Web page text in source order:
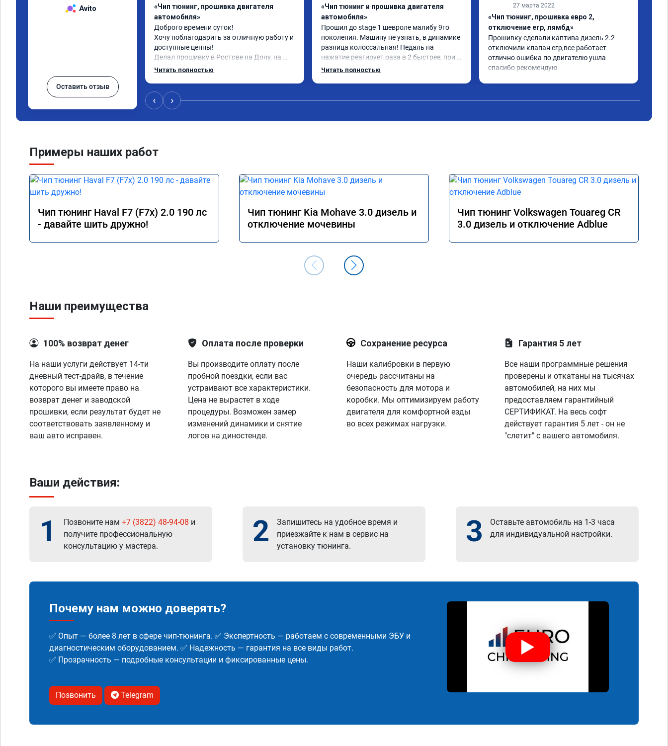
Avito
Оставить отзыв
«Чип тюнинг, прошивка двигателя
автомобиля»
Доброго времени суток!
Хочу поблагодарить за отличную работу и
доступные ценны!
Делал прошивку в Ростове на Дону, на
авто шевроле круз 1.8 (141 л.с)с акпп
термостат и всё это за 13800 рублей, цена
просто сказка, а результат при этом
авто на трассе, на майские праздники
узнать - тяга отличная, динамика разгона
просто прелесть, отзывчивость на пидаль
газа превосходная, одно удовольствие
теперь прокатиться на дальняк! При этом
расход по трассе стал намного ниже, 6.2
литра на сотку при скоростном режиме
Читать полностью
«Чип тюнинг и прошивка двигателя
автомобиля»
Прошил до stage 1 шевроле малибу 9го
поколения. Машину не узнать, в динамике
разница колоссальная! Педаль на
нажатие реагирует раза в 2 быстрее, при
этом при спокойной езде это не мешает.
Читать полностью
27 марта 2022
«Чип тюнинг, прошивка евро 2,
отключение егр, лямбд»
Прошивку сделали каптива дизель 2.2
отключили клапан егр,все работает
отлично ошибка по двигателю ушла
спасибо рекомендую
‹ ›
Примеры наших работ
Чип тюнинг Haval F7 (F7x) 2.0 190 лс
- давайте шить дружно!
Чип тюнинг Kia Mohave 3.0 дизель и
отключение мочевины
Чип тюнинг Volkswagen Touareg CR
3.0 дизель и отключение Adblue
Наши преимущества
100% возврат денег
На наши услуги действует 14-ти
дневный тест-драйв, в течение
которого вы имеете право на
возврат денег и заводской
прошивки, если результат будет не
соответствовать заявленному и
ваш авто исправен.
Оплата после проверки
Вы производите оплату после
пробной поездки, если вас
устраивают все характеристики.
Цена не вырастет в ходе
процедуры. Возможен замер
изменений динамики и снятие
логов на диностенде.
Сохранение ресурса
Наши калибровки в первую
очередь рассчитаны на
безопасность для мотора и
коробки. Мы оптимизируем работу
двигателя для комфортной езды
во всех режимах нагрузки.
Гарантия 5 лет
Все наши программные решения
проверены и откатаны на тысячах
автомобилей, на них мы
предоставляем гарантийный
СЕРТИФИКАТ. На весь софт
действует гарантия 5 лет - он не
"слетит" с вашего автомобиля.
Ваши действия:
1 Позвоните нам +7 (3822) 48-94-08 и
получите профессиональную
консультацию у мастера.
2
Запишитесь на удобное время и
приезжайте к нам в сервис на
установку тюнинга.
3
Оставьте автомобиль на 1-3 часа
для индивидуальной настройки.
Почему нам можно доверять?
✅ Опыт — более 8 лет в сфере чип-тюнинга. ✅ Экспертность — работаем с современными ЭБУ и
диагностическим оборудованием. ✅ Надежность — гарантия на все виды работ.
✅ Прозрачность — подробные консультации и фиксированные цены.
Позвонить Telegram